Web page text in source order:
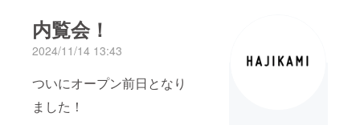
内覧会！
2024/11/14 13:43
ついにオープン前日となり
ました！